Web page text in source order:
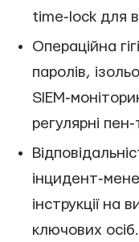
time‑lock для
Операційна
паролів,
регулярні
інструкції на
ключових осіб.